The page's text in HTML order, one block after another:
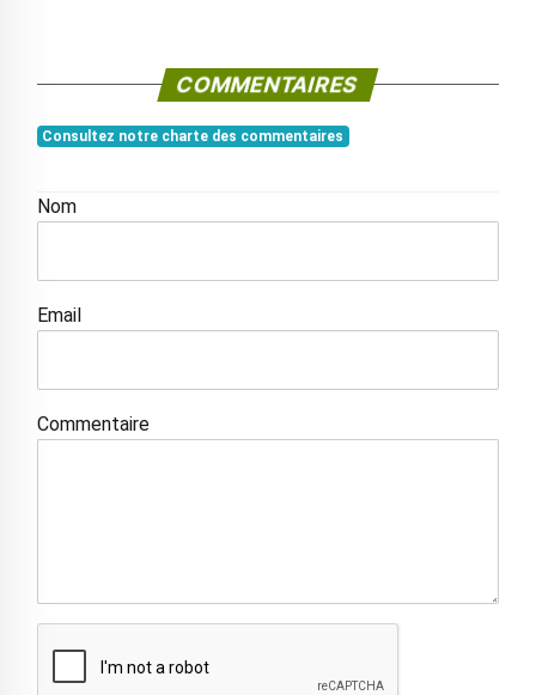
COMMENTAIRES
Consultez notre charte des commentaires
Nom
Email
Commentaire